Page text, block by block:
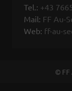
Tel.: +43
Mail: FF Au-
Web: ff-au-
© FF